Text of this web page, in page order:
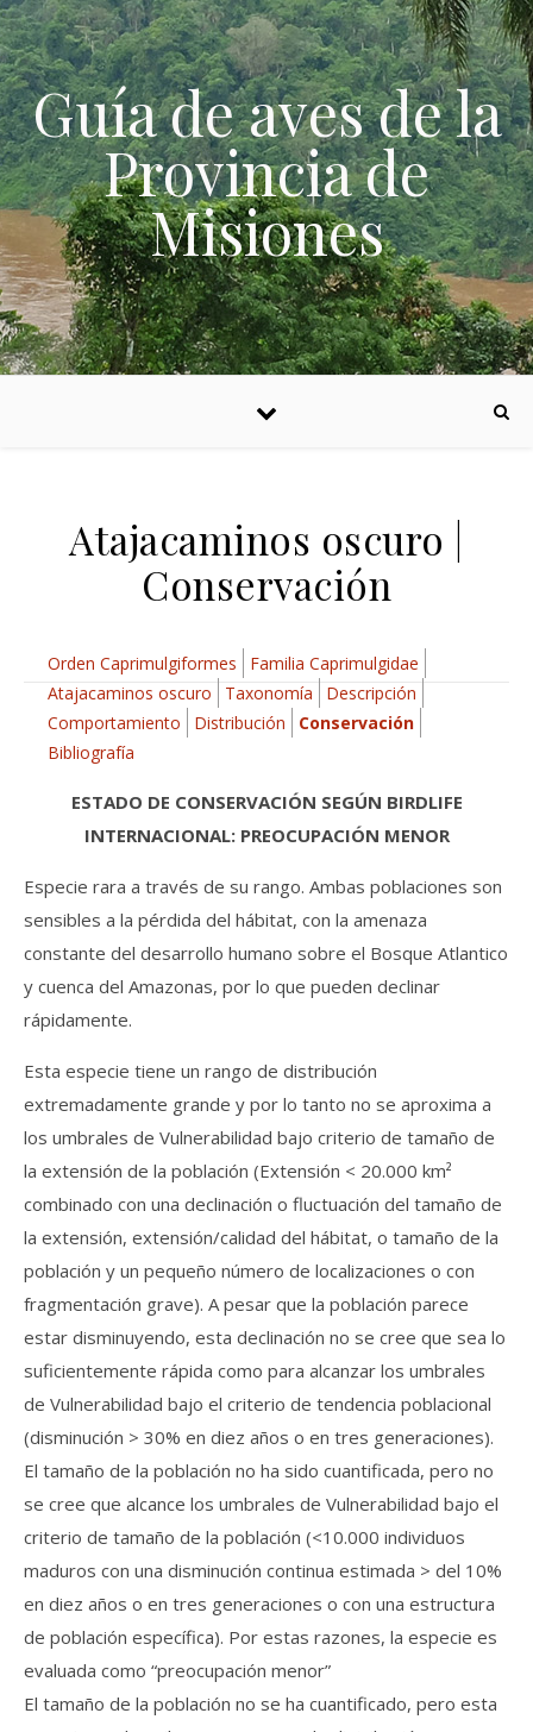
Skip to content
Guía de aves de la
Provincia de
Misiones
Atajacaminos oscuro |
Conservación
Orden Caprimulgiformes
Familia Caprimulgidae
Atajacaminos oscuro
Taxonomía
Descripción
Comportamiento
Distribución
Conservación
Bibliografía
ESTADO DE CONSERVACIÓN SEGÚN BIRDLIFE
INTERNACIONAL: PREOCUPACIÓN MENOR
Especie rara a través de su rango. Ambas poblaciones son
sensibles a la pérdida del hábitat, con la amenaza
constante del desarrollo humano sobre el Bosque Atlantico
y cuenca del Amazonas, por lo que pueden declinar
rápidamente.
Esta especie tiene un rango de distribución
extremadamente grande y por lo tanto no se aproxima a
los umbrales de Vulnerabilidad bajo criterio de tamaño de
la extensión de la población (Extensión < 20.000 km²
combinado con una declinación o fluctuación del tamaño de
la extensión, extensión/calidad del hábitat, o tamaño de la
población y un pequeño número de localizaciones o con
fragmentación grave). A pesar que la población parece
estar disminuyendo, esta declinación no se cree que sea lo
suficientemente rápida como para alcanzar los umbrales
de Vulnerabilidad bajo el criterio de tendencia poblacional
(disminución > 30% en diez años o en tres generaciones).
El tamaño de la población no ha sido cuantificada, pero no
se cree que alcance los umbrales de Vulnerabilidad bajo el
criterio de tamaño de la población (<10.000 individuos
maduros con una disminución continua estimada > del 10%
en diez años o en tres generaciones o con una estructura
de población específica). Por estas razones, la especie es
evaluada como “preocupación menor”
El tamaño de la población no se ha cuantificado, pero esta